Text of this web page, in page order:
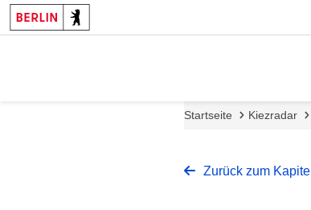
Startseite Kiezradar
Zurück zum Kapitel